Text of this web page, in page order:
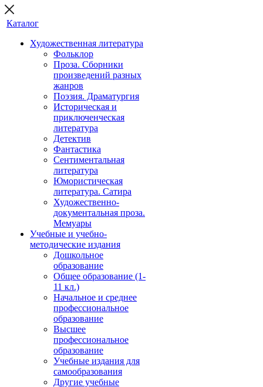
Каталог
Художественная литература
Фольклор
Проза. Сборники
произведений разных
жанров
Поэзия. Драматургия
Историческая и
приключенческая
литература
Детектив
Фантастика
Сентиментальная
литература
Юмористическая
литература. Сатира
Художественно-
документальная проза.
Мемуары
Учебные и учебно-
методические издания
Дошкольное
образование
Общее образование (1-
11 кл.)
Начальное и среднее
профессиональное
образование
Высшее
профессиональное
образование
Учебные издания для
самообразования
Другие учебные